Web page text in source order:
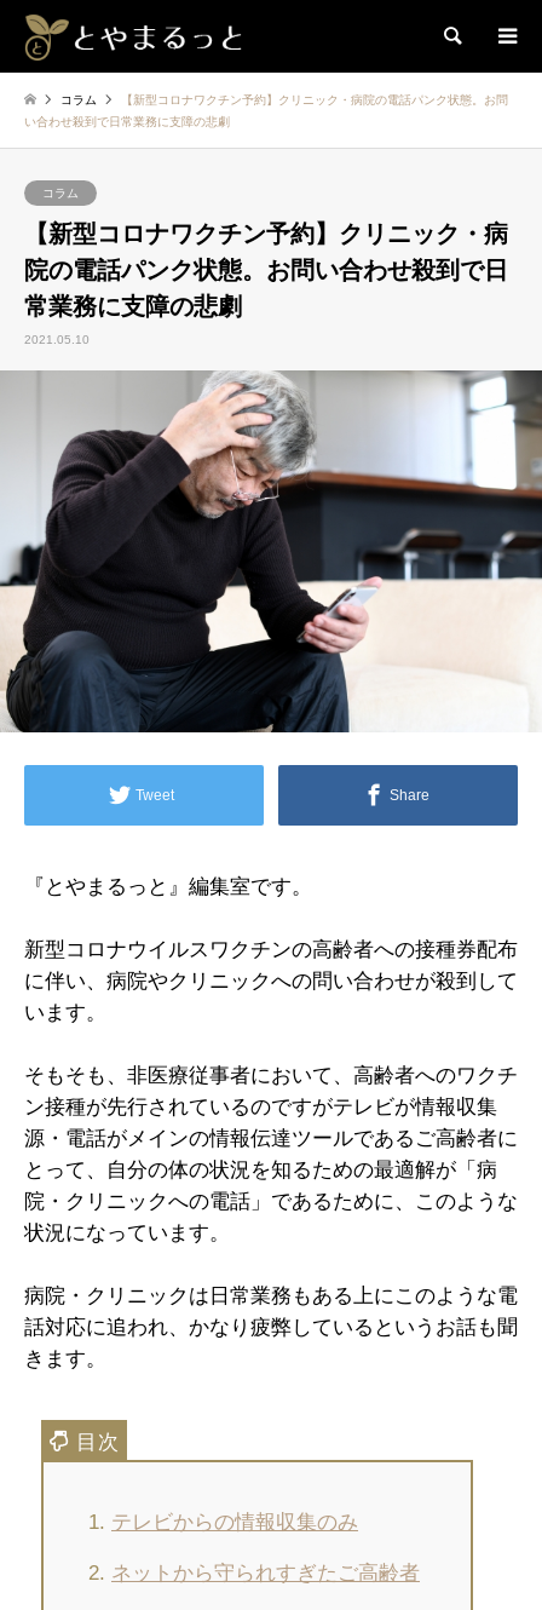
検索
コラム
【新型コロナワクチン予約】クリニック・病院の電話パンク状態。お問
い合わせ殺到で日常業務に支障の悲劇
コラム
【新型コロナワクチン予約】クリニック・病
院の電話パンク状態。お問い合わせ殺到で日
常業務に支障の悲劇
2021.05.10
Tweet Share
『とやまるっと』編集室です。
新型コロナウイルスワクチンの高齢者への接種券配布
に伴い、病院やクリニックへの問い合わせが殺到して
います。
そもそも、非医療従事者において、高齢者へのワクチ
ン接種が先行されているのですがテレビが情報収集
源・電話がメインの情報伝達ツールであるご高齢者に
とって、自分の体の状況を知るための最適解が「病
院・クリニックへの電話」であるために、このような
状況になっています。
病院・クリニックは日常業務もある上にこのような電
話対応に追われ、かなり疲弊しているというお話も聞
きます。
テレビからの情報収集のみ
ネットから守られすぎたご高齢者